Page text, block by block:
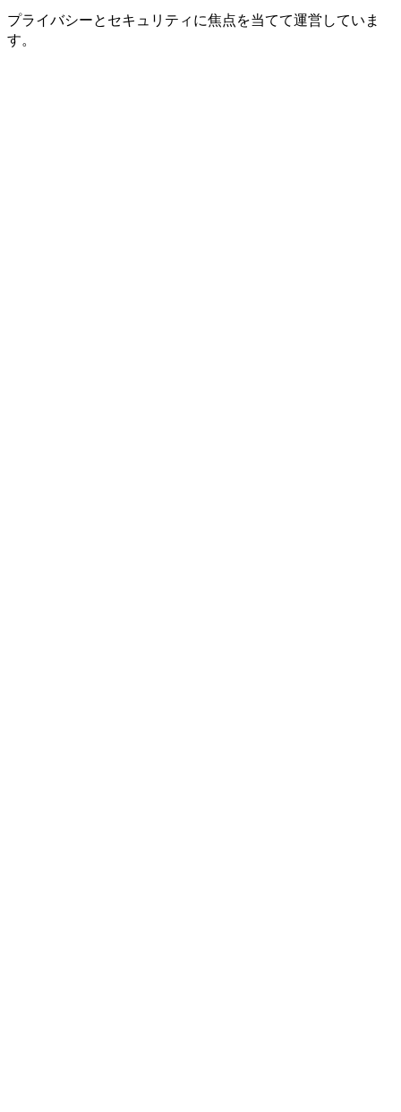
プライバシーとセキュリティに焦点を当てて運営していま
す。